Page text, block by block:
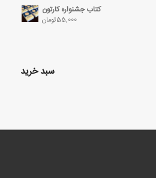
کتاب جشنواره کارتون
55,000تومان
سبد خرید